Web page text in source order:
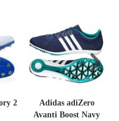
2
Adidas adiZero
Avanti Boost Navy